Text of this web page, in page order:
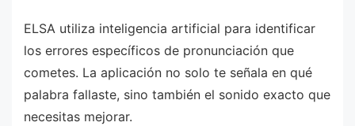
ELSA utiliza inteligencia artificial para identificar
los errores específicos de pronunciación que
cometes. La aplicación no solo te señala en qué
palabra fallaste, sino también el sonido exacto que
necesitas mejorar.